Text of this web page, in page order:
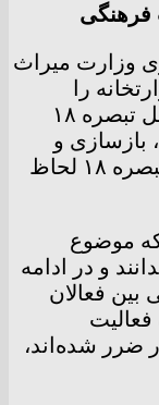
فرهنگی
وزارت میراث
را
مثمرثمر دانست و درباره دستورالعمل تبصره ۱۸
و
تجهیز، به وثیقه گذاشتن طرح ها در تبصره ۱۸ لحاظ
که موضوع
و در ادامه
فعالان
ضرر شده‌اند،